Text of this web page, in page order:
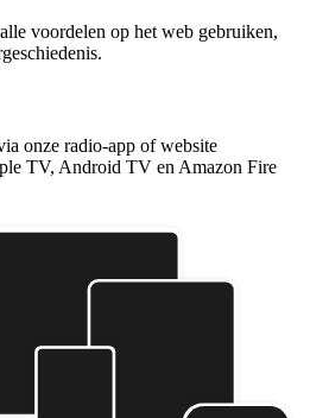
voordelen op het web gebruiken,
onze radio-app of website
TV, Android TV en Amazon Fire